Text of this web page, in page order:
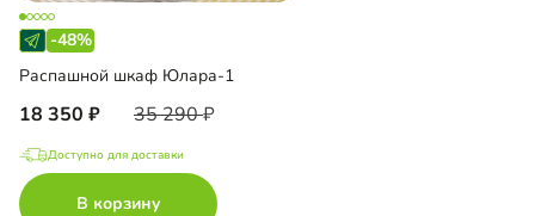
-48%
Распашной шкаф Юлара-1
18 350 35 290
Доступно для доставки
В корзину